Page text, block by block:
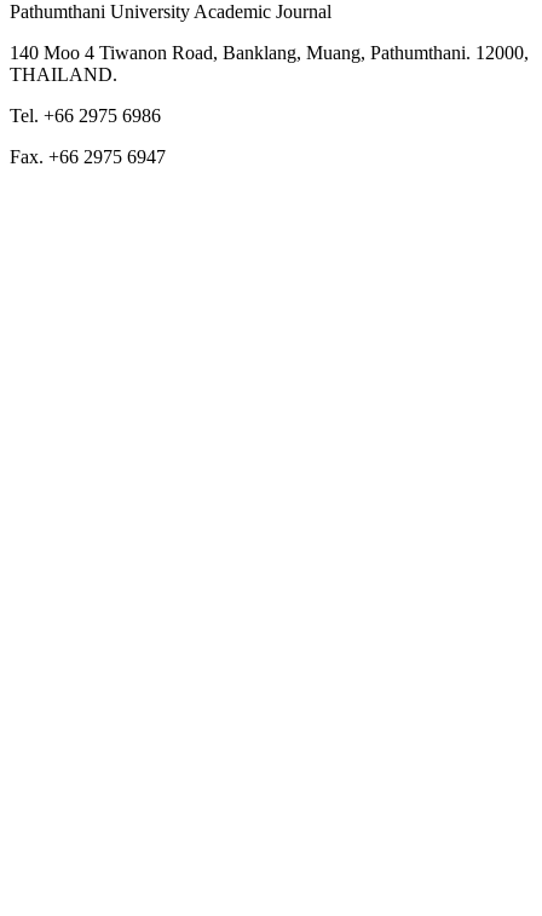
Pathumthani University Academic Journal
140 Moo 4 Tiwanon Road, Banklang, Muang, Pathumthani. 12000,
THAILAND.
Tel. +66 2975 6986
Fax. +66 2975 6947